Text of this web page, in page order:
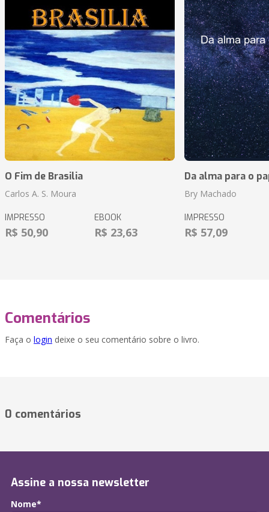
O Fim de Brasilia
Carlos A. S. Moura
IMPRESSO
R$ 50,90
EBOOK
R$ 23,63
Da alma para o
Bry Machado
IMPRESSO
R$ 57,09
Comentários
Faça o login deixe o seu comentário sobre o livro.
0 comentários
Assine a nossa newsletter
Nome*